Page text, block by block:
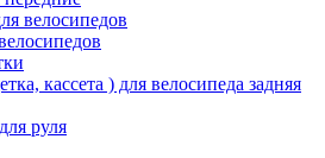
велосипедов
кассета ) для велосипеда задняя
руля